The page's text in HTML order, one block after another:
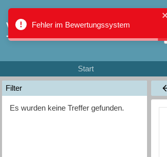
Fehler im Bewertungssystem
Verbundkatalog Region Thun
- Oberland
Start
Filter
Es wurden keine Treffer gefunden.